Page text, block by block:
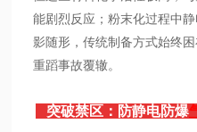
能剧烈反应；粉末化过程中
影随形，传统制备方式始终困
重蹈事故覆辙。
突破禁区：防静电防爆